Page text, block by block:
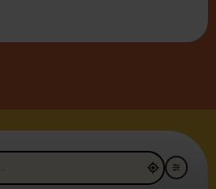
Rebelle | Restaurant L’Assomption